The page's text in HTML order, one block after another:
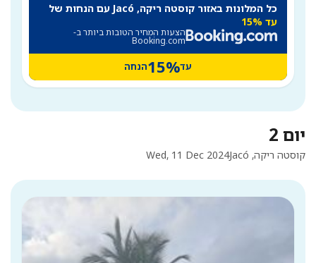
כל המלונות באזור קוסטה ריקה, Jacó עם הנחות של
עד 15%
הצעות המחיר הטובות ביותר ב-
Booking.com
עד15%הנחה
יום 2
Wed, 11 Dec 2024 קוסטה ריקה, Jacó